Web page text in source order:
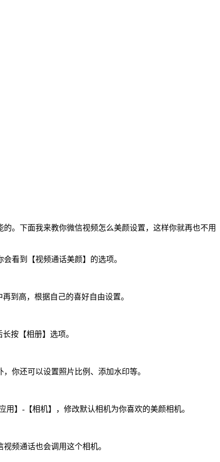
。下面我来教你微信视频怎么美颜设置，这样你就再也不用
看到【视频通话美颜】的选项。
到高，根据自己的喜好自由设置。
按【相册】选项。
你还可以设置照片比例、添加水印等。
】-【相机】，修改默认相机为你喜欢的美颜相机。
频通话也会调用这个相机。